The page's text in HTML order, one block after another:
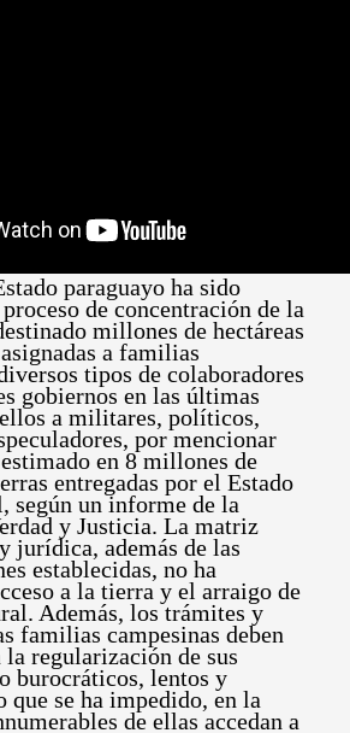
paraguayo ha sido
de concentración de la
millones de hectáreas
a familias
tipos de colaboradores
gobiernos en las últimas
a militares, políticos,
por mencionar
en 8 millones de
entregadas por el Estado
según un informe de la
y Justicia. La matriz
jurídica, además de las
establecidas, no ha
a la tierra y el arraigo de
Además, los trámites y
familias campesinas deben
regularización de sus
burocráticos, lentos y
que se ha impedido, en la
de ellas accedan a